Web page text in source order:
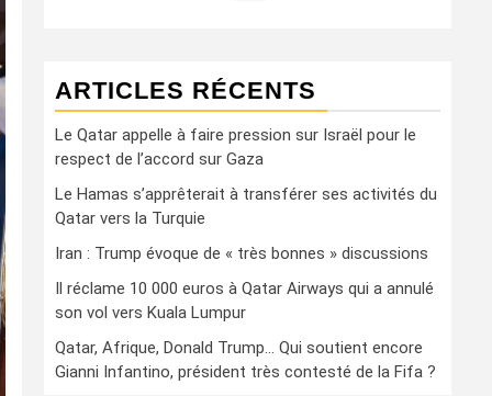
ARTICLES RÉCENTS
Le Qatar appelle à faire pression sur Israël pour le
respect de l’accord sur Gaza
Le Hamas s’apprêterait à transférer ses activités du
Qatar vers la Turquie
Iran : Trump évoque de « très bonnes » discussions
Il réclame 10 000 euros à Qatar Airways qui a annulé
son vol vers Kuala Lumpur
Qatar, Afrique, Donald Trump… Qui soutient encore
Gianni Infantino, président très contesté de la Fifa ?